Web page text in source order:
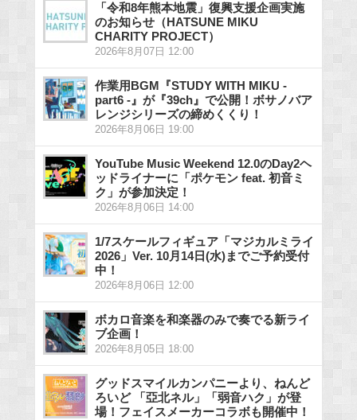
「令和8年熊本地震」復興支援企画実施
のお知らせ（HATSUNE MIKU
CHARITY PROJECT）
2026年8月07日 12:00
作業用BGM『STUDY WITH MIKU -
part6 -』が『39ch』で公開！ボサノバア
レンジシリーズの締めくくり！
2026年8月06日 19:00
YouTube Music Weekend 12.0のDay2ヘ
ッドライナーに「ポケモン feat. 初音ミ
ク」が参加決定！
2026年8月06日 14:00
1/7スケールフィギュア「マジカルミライ
2026」Ver. 10月14日(水)までご予約受付
中！
2026年8月06日 12:00
ボカロ音楽を和楽器のみで奏でる新ライ
ブ企画！
2026年8月05日 18:00
グッドスマイルカンパニーより、ねんど
ろいど 「亞北ネル」「弱音ハク」が登
場！フェイスメーカーコラボも開催中！